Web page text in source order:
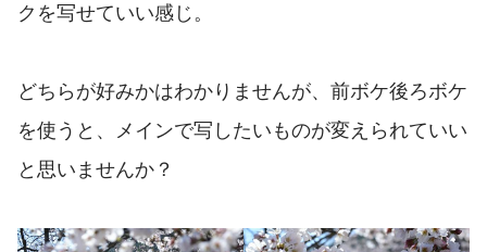
クを写せていい感じ。
どちらが好みかはわかりませんが、前ボケ後ろボケ
を使うと、メインで写したいものが変えられていい
と思いませんか？